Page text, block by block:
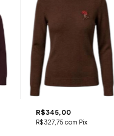
R$345,00
R$327,75 com Pix